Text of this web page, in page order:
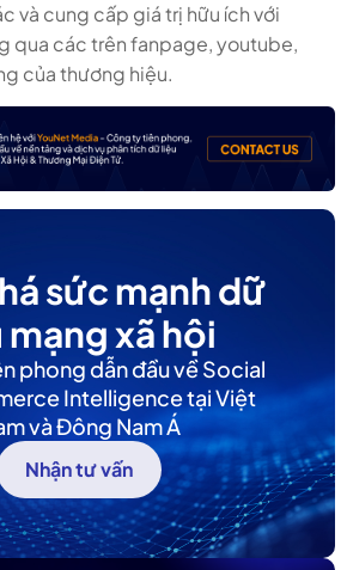
và cung cấp giá trị hữu ích với
qua các trên fanpage, youtube,
của thương hiệu.
sức mạnh dữ
mạng xã hội
phong dẫn đầu về Social
Intelligence tại Việt
và Đông Nam Á
Nhận tư vấn